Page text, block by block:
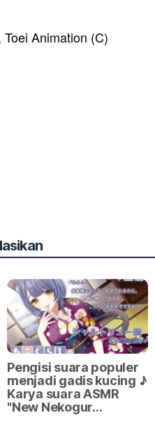
Animation (C)
Pengisi suara populer
menjadi gadis kucing ♪
Karya suara ASMR
"New Nekogur…